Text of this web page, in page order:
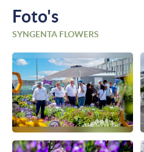
Foto's
SYNGENTA FLOWERS